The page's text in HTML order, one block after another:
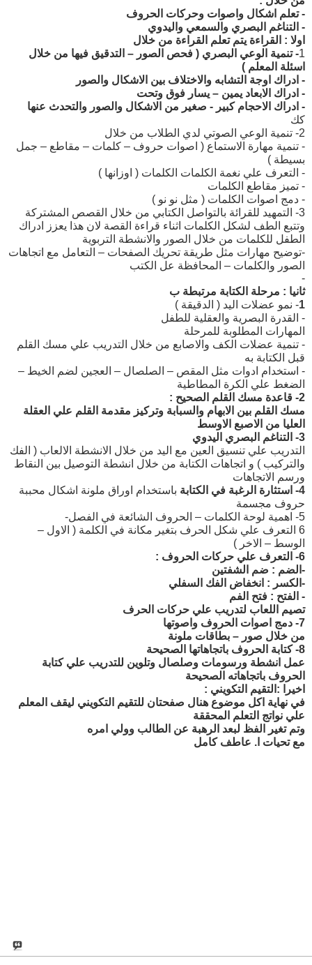
- تعلم اشكال واصوات وحركات الحروف
- التناغم البصري والسمعي واليدوي
اولا : القراءة يتم تعلم القراءة من خلال
1- تنمية الوعي البصري ( فحص الصور – التدقيق فيها من خلال
اسئلة المعلم )
- ادراك اوجة التشابه والاختلاف بين الاشكال والصور
- ادراك الابعاد يمين – يسار فوق وتحت
- ادراك الاحجام كبير - صغير من الاشكال والصور والتحدث عنها
كك
2- تنمية الوعي الصوتي لدي الطلاب من خلال
- تنمية مهارة الاستماع ( اصوات حروف – كلمات – مقاطع – جمل
بسيطة )
- التعرف علي نغمة الكلمات الكلمات ( اوزانها )
- تميز مقاطع الكلمات
- دمج اصوات الكلمات ( مثل نو نو )
3- التمهيد للقرائة بالتواصل الكتابي من خلال القصص المشتركة
وتتبع الطف لشكل الكلمات اثناء قراءة القصة لان هذا يعزز ادراك
الطفل للكلمات من خلال الصور والانشطة التربوية
-توضيح مهارات مثل طريقة تحريك الصفحات – التعامل مع اتجاهات
الصور والكلمات – المحافظة عل الكتب
-
ثانيا : مرحلة الكتابة مرتبطة ب
1- نمو عضلات اليد ( الدقيقة )
- القدرة البصرية والعقلية للطفل
المهارات المطلوبة للمرحلة
- تنمية عضلات الكف والاصابع من خلال التدريب علي مسك القلم
قبل الكتابة به
- استخدام ادوات مثل المقص – الصلصال – العجين لضم الخيط –
الضغط علي الكرة المطاطية
2- قاعدة مسك القلم الصحيح :
مسك القلم بين الابهام والسبابة وتركيز مقدمة القلم علي العقلة
العليا من الاصبع الاوسط
3- التناغم البصري اليدوي
التدريب علي تنسيق العين مع اليد من خلال الانشطة الالعاب ( الفك
والتركيب ) و اتجاهات الكتابة من خلال انشطة التوصيل بين النقاط
ورسم الاتجاهات
4- استثارة الرغبة في الكتابة
باستخدام اوراق ملونة اشكال محببة
حروف مجسمة
5- اهمية لوحة الكلمات – الحروف الشائعة في الفصل-
6 التعرف علي شكل الحرف بتغير مكانة في الكلمة ( الاول –
الوسط – الاخر )
6
- التعرف علي حركات الحروف :
-الضم : ضم الشفتين
-الكسر : انخفاض الفك السفلي
- الفتح : فتح الفم
تصيم اللعاب لتدريب علي حركات الحرف
7
- دمج اصوات الحروف واصوتها
من خلال صور – بطاقات ملونة
8- كتابة الحروف باتجاهاتها الصحيحة
عمل انشطة ورسومات وصلصال وتلوين للتدريب علي كتابة
الحروف باتجاهاته الصحيحة
اخيرا :التقيم التكويني :
في نهاية اكل موضوع هنال صفحتان للتقيم التكويني ليقف المعلم
علي نواتج التعلم المحققة
وتم تغير الفظ لبعد الرهبة عن الطالب وولي امره
مع تحيات ا. عاطف كامل